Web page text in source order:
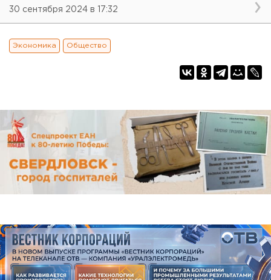
30 сентября 2024 в 17:32
Экономика Общество